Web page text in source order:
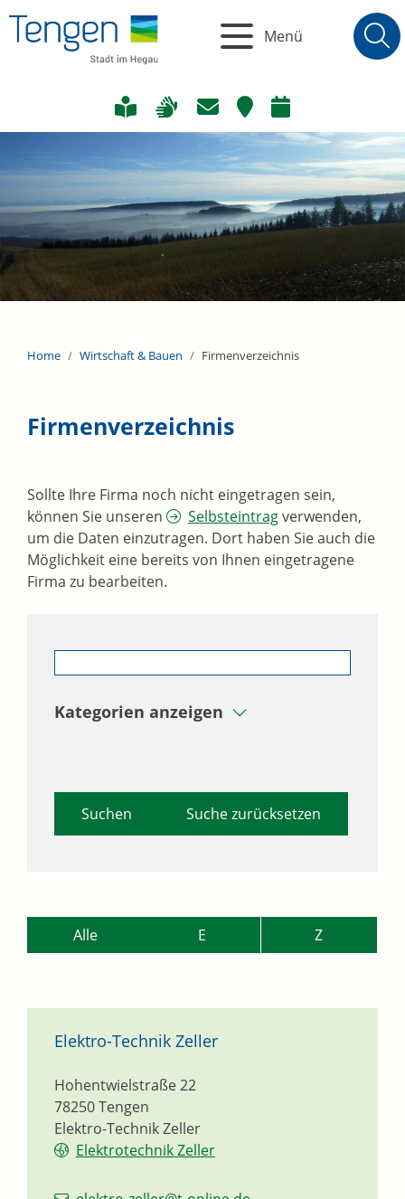
Menü
Home Wirtschaft & Bauen Firmenverzeichnis
Firmenverzeichnis
Sollte Ihre Firma noch nicht eingetragen sein,
können Sie unseren
Selbsteintragverwenden,
um die Daten einzutragen. Dort haben Sie auch die
Möglichkeit eine bereits von Ihnen eingetragene
Firma zu bearbeiten.
Kategorien anzeigen
Suche zurücksetzen
Alle E Z
Elektro-Technik Zeller
Elektro-Technik Zeller
Hohentwielstraße 22
78250Tengen
Elektrotechnik Zeller